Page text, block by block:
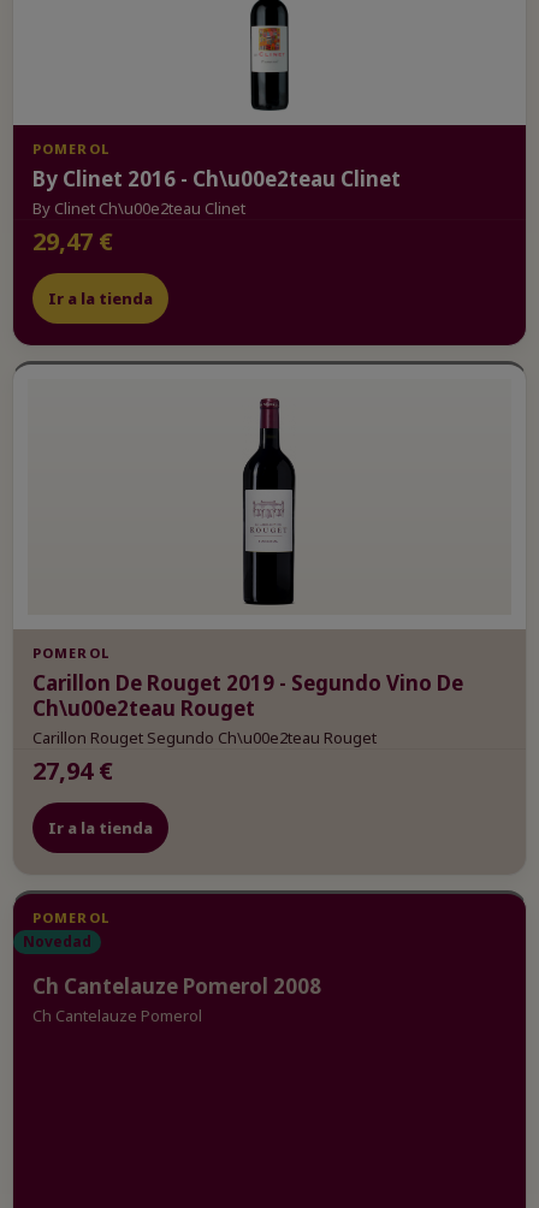
POMEROL
By Clinet 2016 - Ch\u00e2teau Clinet
By Clinet Ch\u00e2teau Clinet
29,47 €
Ir a la tienda
POMEROL
Carillon De Rouget 2019 - Segundo Vino De
Ch\u00e2teau Rouget
Carillon Rouget Segundo Ch\u00e2teau Rouget
27,94 €
Ir a la tienda
POMEROL
Novedad
Ch Cantelauze Pomerol 2008
Ch Cantelauze Pomerol